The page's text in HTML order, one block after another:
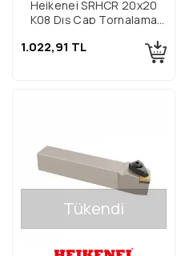
Heikenei SRHCR 20x20
K08 Dış Çap Tornalama
1.022,91 TL
Tükendi